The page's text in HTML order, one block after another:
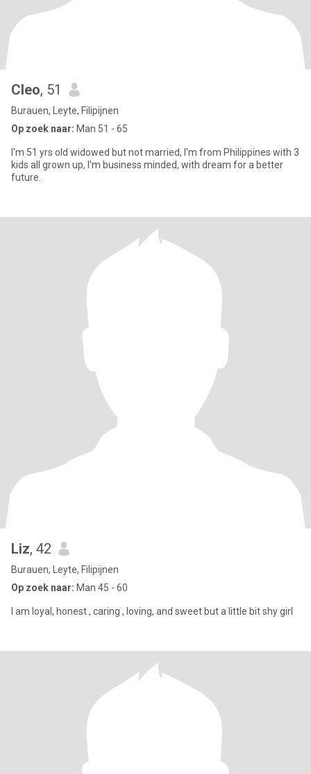
Cleo, 51
Burauen, Leyte, Filipijnen
Op zoek naar: Man 51 - 65
I'm 51 yrs old widowed but not married, I'm from Philippines with 3
kids all grown up, I'm business minded, with dream for a better
future.
Liz, 42
Burauen, Leyte, Filipijnen
Op zoek naar: Man 45 - 60
I am loyal, honest , caring , loving, and sweet but a little bit shy girl